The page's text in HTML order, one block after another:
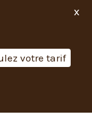
votre tarif
X